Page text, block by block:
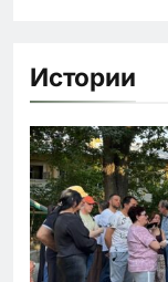
Истории